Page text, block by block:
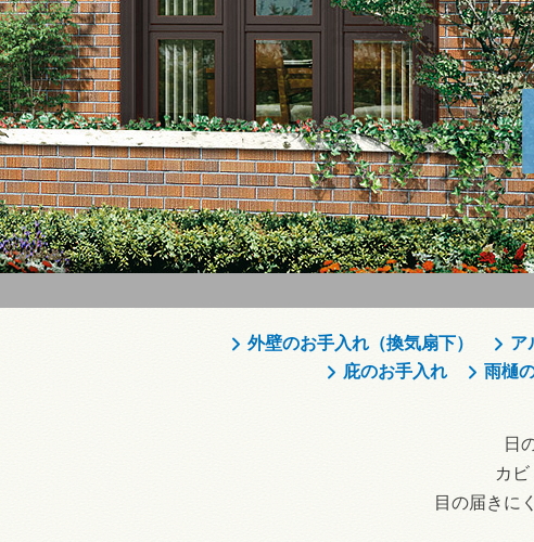
外壁のお手入れ（換気扇下） ア
庇のお手入れ
雨樋
日
カ
目の届きに